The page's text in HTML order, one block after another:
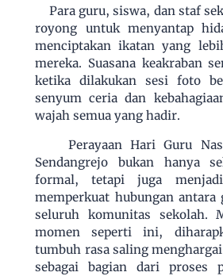
Para guru, siswa, dan staf
royong untuk menyantap
menciptakan ikatan yang
mereka. Suasana keakraban
ketika dilakukan sesi foto
senyum ceria dan
wajah semua yang hadir.
Perayaan Hari Guru
Sendangrejo bukan hanya
formal, tetapi juga
memperkuat hubungan antara
seluruh komunitas sekolah.
momen seperti ini,
tumbuh rasa saling
sebagai bagian dari proses